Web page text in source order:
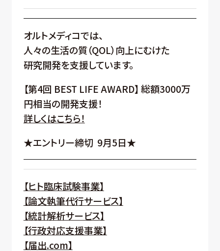
オルトメディコでは、
人々の生活の質（QOL）向上にむけた
研究開発を支援しています。
【第4回 BEST LIFE AWARD】 総額3000万
円相当の開発支援！
詳しくはこちら！
★エントリー締切 9月5日★
【ヒト臨床試験事業】
【論文執筆代行サービス】
【統計解析サービス】
【行政対応支援事業】
【届出.com】